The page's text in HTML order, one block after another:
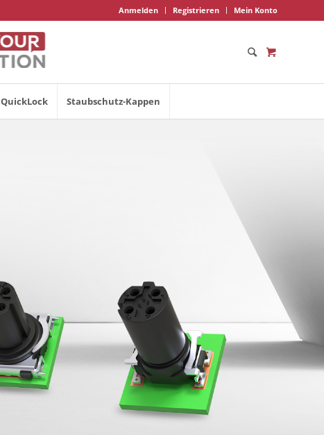
Anmelden Registrieren Mein Konto
QuickLock Staubschutz-Kappen